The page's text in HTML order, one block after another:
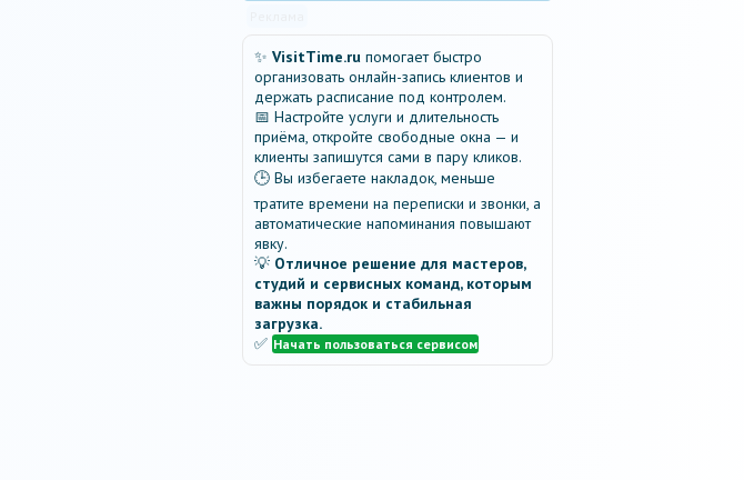
✨ VisitTime.ru помогает быстро
организовать онлайн-запись клиентов и
держать расписание под контролем.
📅 Настройте услуги и длительность
приёма, откройте свободные окна — и
клиенты запишутся сами в пару кликов.
🕒 Вы избегаете накладок, меньше
тратите времени на переписки и звонки, а
автоматические напоминания повышают
явку.
💡 Отличное решение для мастеров,
студий и сервисных команд, которым
важны порядок и стабильная
загрузка.
✅ Начать пользоваться сервисом